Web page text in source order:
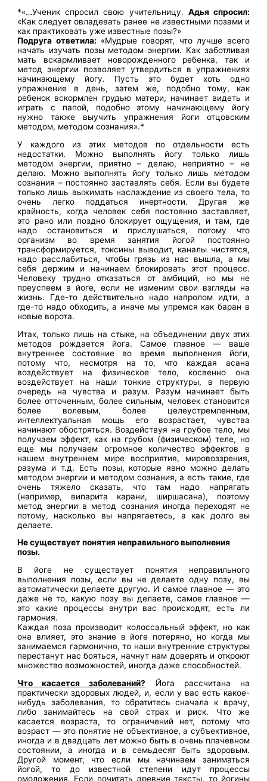
*«…Ученик спросил свою учительницу. Адья спросил:
«Как следует овладевать ранее не известными позами и
как практиковать уже известные позы?»
Подруга ответила: «Мудрые говорят, что лучше всего
начать изучать позы методом энергии. Как заботливая
мать вскармливает новорожденного ребенка, так и
метод энергии позволяет утвердиться в упражнениях
начинающему йогу. Пусть это будет хоть одно
упражнение в день, затем же, подобно тому, как
ребенок вскормлен грудью матери, начинает видеть и
играть с папой, подобно этому начинающему йогу
нужно также выучить упражнения йоги отцовским
методом, методом сознания».*
У каждого из этих методов по отдельности есть
недостатки. Можно выполнять йогу только лишь
методом энергии, приятно – делаю, неприятно – не
делаю. Можно выполнять йогу только лишь методом
сознания – постоянно заставлять себя. Если вы будете
только лишь выжимать наслаждение из своего тела, то
очень легко поддаться инертности. Другая же
крайность, когда человек себя постоянно заставляет,
это рано или поздно блокирует ощущения, и там, где
надо остановиться и прислушаться, потому что
организм во время занятия йогой постоянно
трансформируется, токсины выводит, каналы чистятся,
надо расслабиться, чтобы грязь из нас вышла, а мы
себя держим и начинаем блокировать этот процесс.
Человеку трудно отказаться от амбиций, но мы не
преуспеем в йоге, если не изменим свои взгляды на
жизнь. Где-то действительно надо напролом идти, а
где-то надо обходить, а иначе мы упремся как баран в
новые ворота.
Итак, только лишь на стыке, на объединении двух этих
методов рождается йога. Самое главное — ваше
внутреннее состояние во время выполнения йоги,
потому что, несмотря на то, что каждая асана
воздействует на физическое тело, косвенно она
воздействует на наши тонкие структуры, в первую
очередь на чувства и разум. Разум начинает быть
более отточенным, более сильным, человек становится
более волевым, более целеустремленным,
интеллектуальная мощь его возрастает, чувства
начинают обостряться. Воздействуя на грубое тело, мы
получаем эффект, как на грубом (физическом) теле, но
еще мы получаем огромное количество эффектов в
нашем внутреннем мире восприятия, мировоззрения,
разума и т.д. Есть позы, которые явно можно делать
методом энергии и методом сознания, а есть такие, где
очень тяжело сказать, что там надо напрягать
(например, випарита карани, ширшасана), поэтому
метод энергии в метод сознания иногда переходят не
потому, насколько вы напрягаетесь, а как долго вы
делаете.
Не существует понятия неправильного выполнения
позы.
В йоге не существует понятия неправильного
выполнения позы, если вы не делаете одну позу, вы
автоматически делаете другую. И самое главное — это
даже не то, какую позу вы делаете, самое главное —
это какие процессы внутри вас происходят, есть ли
гармония.
Каждая поза производит колоссальный эффект, но как
она влияет, это знание в йоге потеряно, но когда мы
занимаемся гармонично, то наши внутренние структуры
перестанут нас бояться, начнут нам доверять и откроют
множество возможностей, иногда даже способностей.
Что касается заболеваний? Йога рассчитана на
практически здоровых людей, и, если у вас есть какое-
нибудь заболевания, то обратитесь сначала к врачу,
либо занимайтесь на свой страх и риск. Что же
касается возраста, то ограничений нет, потому что
возраст — это понятие не объективное, а субъективное,
иногда и в двадцать лет можно быть в очень плачевном
состоянии, а иногда и в семьдесят быть здоровым.
Другой момент, что если мы начинаем заниматься
йогой, то до известной степени идут процессы
омоложения. Если почитать древние тексты, то йогины